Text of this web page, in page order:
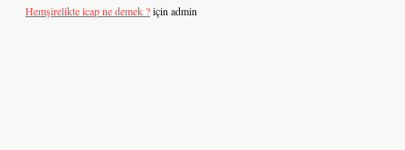
Hemşirelikte icap ne demek ?için admin